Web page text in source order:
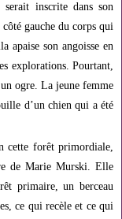
inscrite dans son
gauche du corps qui
apaise son angoisse en
explorations. Pourtant,
ogre. La jeune femme
d’un chien qui a été
cette forêt primordiale,
de Marie Murski. Elle
primaire, un berceau
ce qui recèle et ce qui